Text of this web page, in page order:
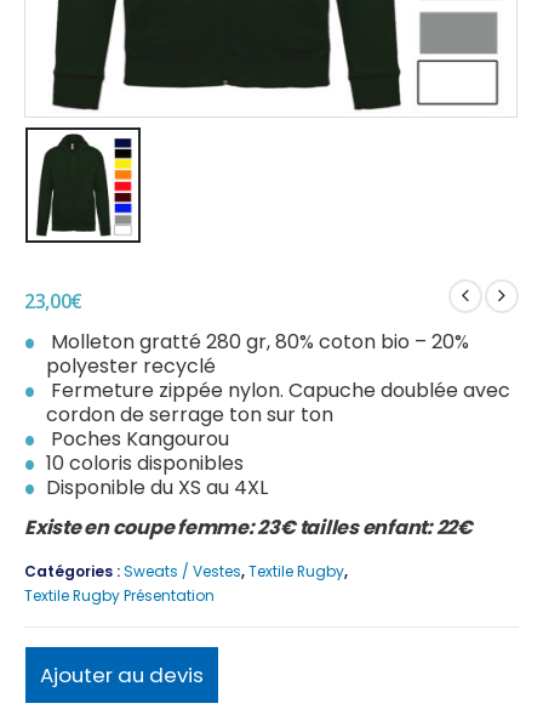
23,00€
Molleton gratté 280 gr, 80% coton bio – 20%
polyester recyclé
Fermeture zippée nylon. Capuche doublée avec
cordon de serrage ton sur ton
Poches Kangourou
10 coloris disponibles
Disponible du XS au 4XL
Existe en coupe femme: 23€ tailles enfant: 22€
Catégories :Sweats / Vestes,Textile Rugby,
Textile Rugby Présentation
Ajouter au devis